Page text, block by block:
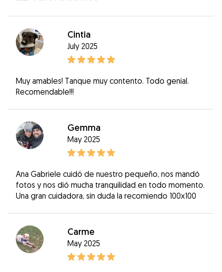
Cintia
July 2025
Muy amables! Tanque muy contento. Todo genial.
Recomendable!!!
Gemma
May 2025
Ana Gabriele cuidó de nuestro pequeño, nos mandó
fotos y nos dió mucha tranquilidad en todo momento.
Una gran cuidadora, sin duda la recomiendo 100x100
Carme
May 2025